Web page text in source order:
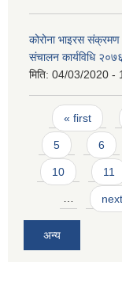
कोरोना भाइरस
संचालन कार्यविधि २०७६
मिति: 04/03/2020 -
Pages
« first
5 6
10 11
…
अन्य